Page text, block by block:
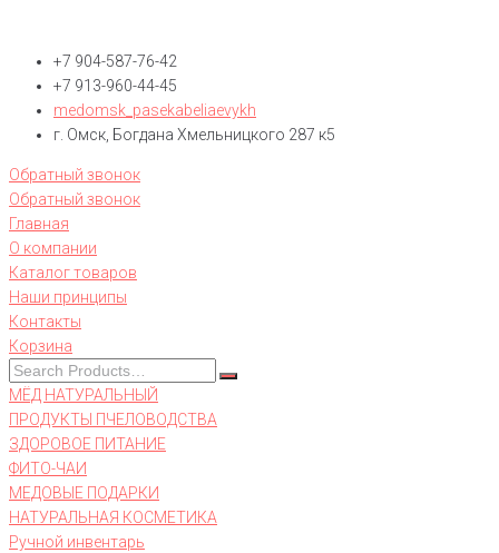
+7 904-587-76-42
+7 913-960-44-45
medomsk_pasekabeliaevykh
г. Омск, Богдана Хмельницкого 287 к5
Обратный звонок
Обратный звонок
Главная
О компании
Каталог товаров
Наши принципы
Контакты
Корзина
МЁД НАТУРАЛЬНЫЙ
ПРОДУКТЫ ПЧЕЛОВОДСТВА
ЗДОРОВОЕ ПИТАНИЕ
ФИТО-ЧАИ
МЕДОВЫЕ ПОДАРКИ
НАТУРАЛЬНАЯ КОСМЕТИКА
Ручной инвентарь